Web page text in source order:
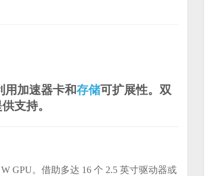
用加速器卡和存储可扩展性。双
支持。
GPU。借助多达 16 个 2.5 英寸驱动器或